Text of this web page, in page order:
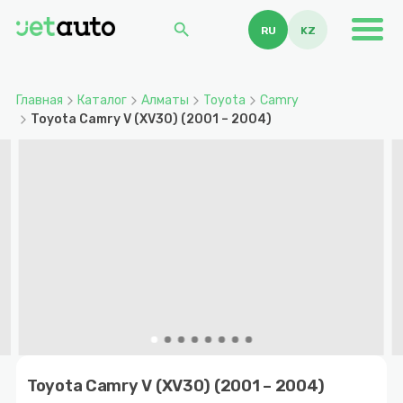
search RU KZ
Главная Каталог Алматы Toyota
Camry
Toyota Camry V (XV30) (2001 – 2004)
Toyota Camry V (XV30) (2001 – 2004)